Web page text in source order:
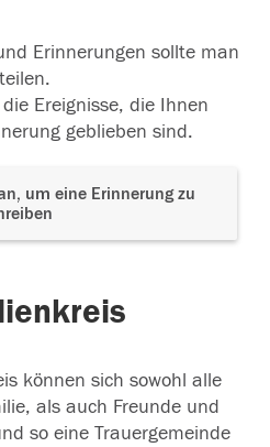
Erinnerungen sollte man
teilen.
Ereignisse, die Ihnen
geblieben sind.
um eine Erinnerung zu
können sich sowohl alle
als auch Freunde und
so eine Trauergemeinde